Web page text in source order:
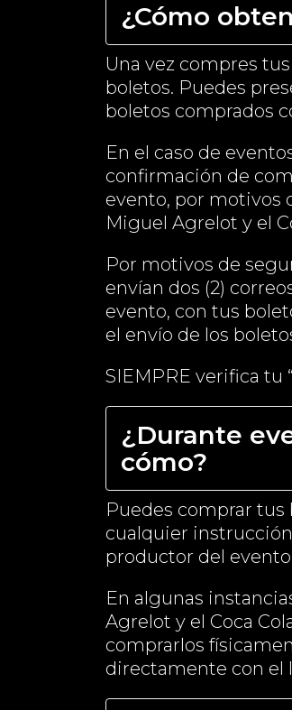
¿Cómo
Una vez compres
boletos. Puedes
boletos comprados
En el caso de
confirmación de
evento, por motivos
Miguel Agrelot y el
Por motivos de
envían dos (2)
evento, con tus
el envío de los
SIEMPRE verifica tu
¿Durante
cómo?
Puedes comprar
cualquier
productor del
En algunas
Agrelot y el Coca
comprarlos
directamente con el